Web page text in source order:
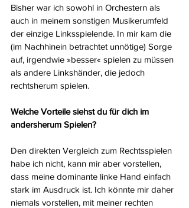
Bisher war ich sowohl in Orchestern als
auch in meinem sonstigen Musikerumfeld
der einzige Linksspielende. In mir kam die
(im Nachhinein betrachtet unnötige) Sorge
auf, irgendwie »besser« spielen zu müssen
als andere Linkshänder, die jedoch
rechtsherum spielen.
Welche Vorteile siehst du für dich im
andersherum Spielen?
Den direkten Vergleich zum Rechtsspielen
habe ich nicht, kann mir aber vorstellen,
dass meine dominante linke Hand einfach
stark im Ausdruck ist. Ich könnte mir daher
niemals vorstellen, mit meiner rechten